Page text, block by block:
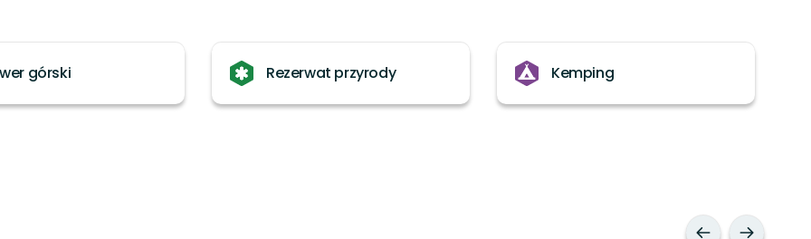
górski Rezerwat przyrody Kemping